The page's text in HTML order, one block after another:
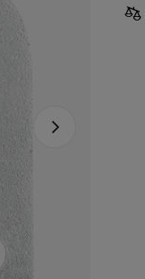
Nächstes Foto